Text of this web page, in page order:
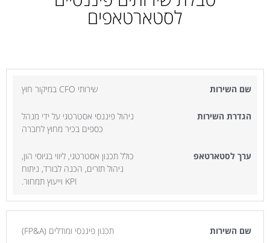
לסטארטאפים
שירותי CFO במיקור חוץ
ניהול פיננסי אסטרטגי על ידי מנהל
כספים בכיר מחוץ לחברה
כולל תכנון אסטרטגי, ליווי בגיוסי הון,
ניהול תזרים, הכנה לבורד, ניתוח
KPI וייעוץ תמחור.
תכנון פיננסי ומודלים (FP&A)